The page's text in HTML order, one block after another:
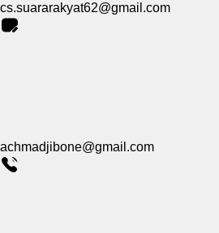
cs.suararakyat62@gmail.com
achmadjibone@gmail.com